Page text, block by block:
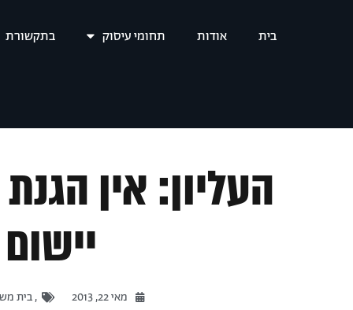
בית אודות תחומי עיסוק בתקשורת
העליון: אין
מאי 22, 2013 ,בית